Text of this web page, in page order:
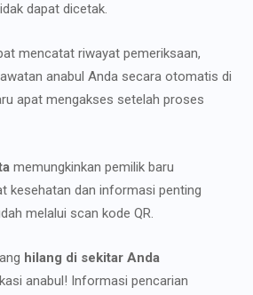
dapat dicetak.
mencatat riwayat pemeriksaan,
anabul Anda secara otomatis di
apat mengakses setelah proses
memungkinkan pemilik baru
kesehatan dan informasi penting
melalui scan kode QR.
hilang di sekitar Anda
anabul! Informasi pencarian